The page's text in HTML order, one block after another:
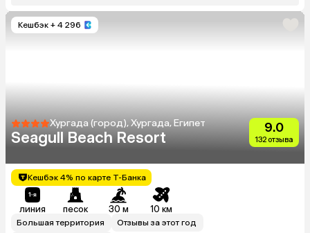
Кешбэк + 4 296
Хургада (город), Хургада, Египет
Seagull Beach Resort
9.0
132 отзыва
Кешбэк 4% по карте Т-Банка
линия песок 30 м 10 км
Большая территория
Отзывы за этот год